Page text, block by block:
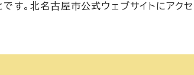
す。北名古屋市公式ウェブサイトにアク